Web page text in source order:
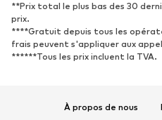
Escarpins et talons hauts
Sandales
Chaussures de sport
**Prix total le plus bas des 30
prix.
****Gratuit depuis tous les
frais peuvent s'appliquer aux
******Tous les prix incluent la TVA.
À propos de nous